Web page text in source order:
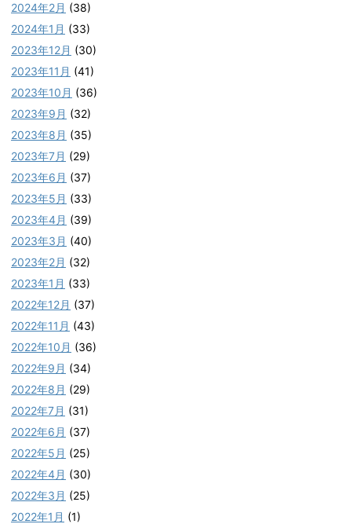
2024年2月 (38)
2024年1月 (33)
2023年12月 (30)
2023年11月 (41)
2023年10月 (36)
2023年9月 (32)
2023年8月 (35)
2023年7月 (29)
2023年6月 (37)
2023年5月 (33)
2023年4月 (39)
2023年3月 (40)
2023年2月 (32)
2023年1月 (33)
2022年12月 (37)
2022年11月 (43)
2022年10月 (36)
2022年9月 (34)
2022年8月 (29)
2022年7月 (31)
2022年6月 (37)
2022年5月 (25)
2022年4月 (30)
2022年3月 (25)
2022年1月 (1)